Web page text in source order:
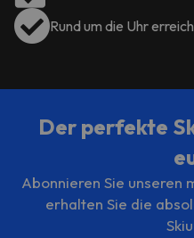
Rund um die Uhr
Der perfekte
Abonnieren Sie unseren
erhalten Sie die